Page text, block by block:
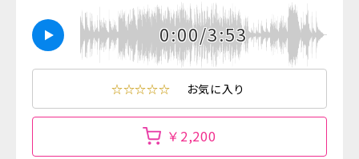
0:00/3:53
☆☆☆☆☆ お気に入り
￥2,200